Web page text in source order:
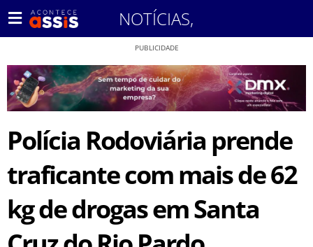
NOTÍCIAS,
PUBLICIDADE
Polícia Rodoviária prende
traficante com mais de 62
kg de drogas em Santa